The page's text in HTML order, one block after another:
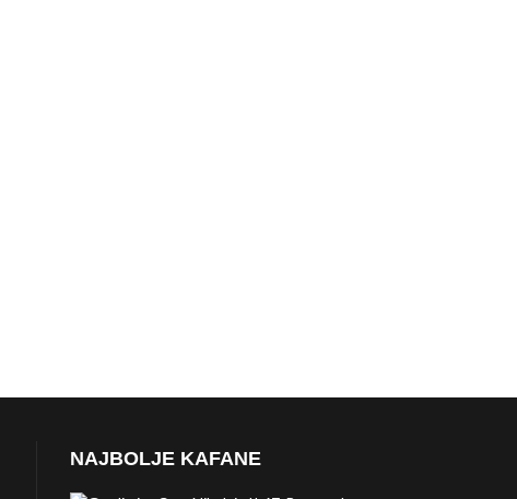
NAJBOLJE KAFANE